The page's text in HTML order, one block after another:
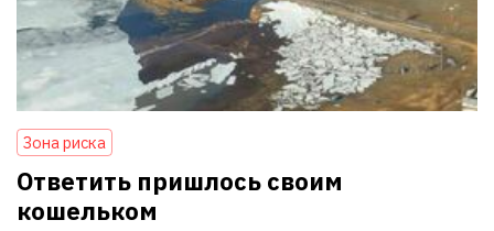
Зона риска
Ответить пришлось своим
кошельком